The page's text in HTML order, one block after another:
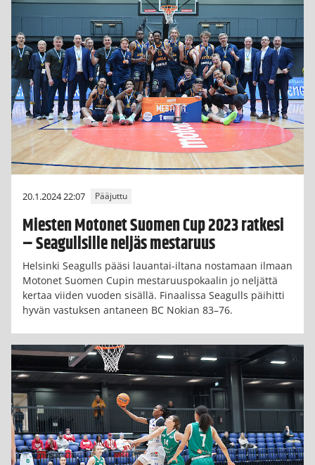
20.1.2024 22:07 Pääjuttu
Miesten Motonet Suomen Cup 2023 ratkesi
– Seagullsille neljäs mestaruus
Helsinki Seagulls pääsi lauantai-iltana nostamaan ilmaan
Motonet Suomen Cupin mestaruuspokaalin jo neljättä
kertaa viiden vuoden sisällä. Finaalissa Seagulls päihitti
hyvän vastuksen antaneen BC Nokian 83–76.